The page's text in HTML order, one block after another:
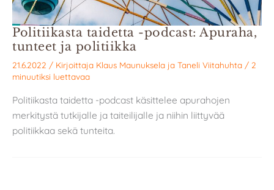
Politiikasta taidetta -podcast: Apuraha,
tunteet ja politiikka
21.6.2022 / Kirjoittaja Klaus Maunuksela ja Taneli Viitahuhta / 2
minuutiksi luettavaa
Politiikasta taidetta -podcast käsittelee apurahojen
merkitystä tutkijalle ja taiteilijalle ja niihin liittyvää
politiikkaa sekä tunteita.